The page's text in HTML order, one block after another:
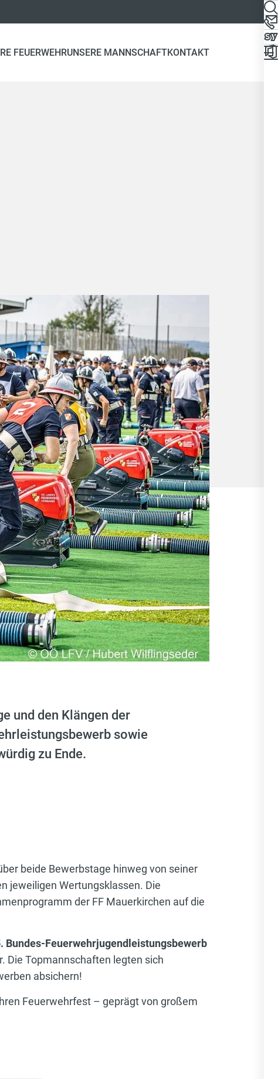
FEUERWEHRUNSERE MANNSCHAFTKONTAKT
und den Klängen der
sowie
zu Ende.
beide Bewerbstage hinweg von seiner
jeweiligen Wertungsklassen. Die
der FF Mauerkirchen auf die
Bundes-Feuerwehrjugendleistungsbewerb
Die Topmannschaften legten sich
absichern!
Feuerwehrfest – geprägt von großem